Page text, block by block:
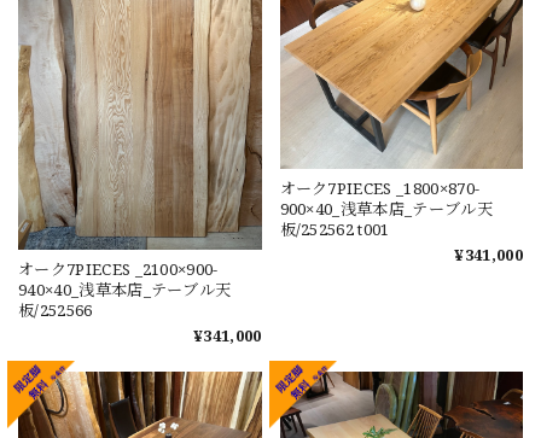
オーク7PIECES _2100×900-
940×40_浅草本店_テーブル天
板/252566
¥341,000
オーク7PIECES _1800×870-
900×40_浅草本店_テーブル天
板/252562 t001
¥341,000